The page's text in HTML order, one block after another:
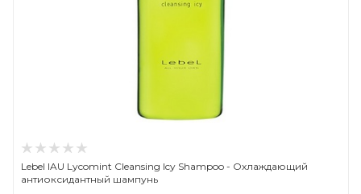
Lebel IAU Lycomint Cleansing Icy Shampoo - Охлаждающий
антиоксидантный шампунь